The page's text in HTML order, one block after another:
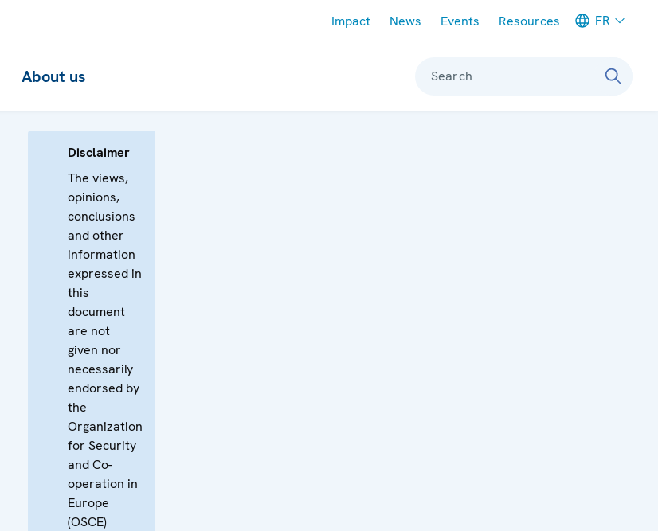
Impact News Events Resources FR
About us Search
Disclaimer
The views,
opinions,
conclusions
and other
information
expressed in
this
document
are not
given nor
necessarily
endorsed by
the
Organization
for Security
and Co-
operation in
Europe
(OSCE)